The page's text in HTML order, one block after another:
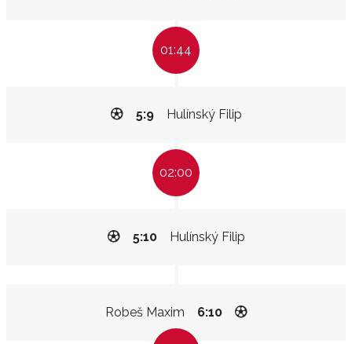
01:44
Hulínský Filip
5:9
02:00
Hulínský Filip
5:10
Robeš Maxim 6:10